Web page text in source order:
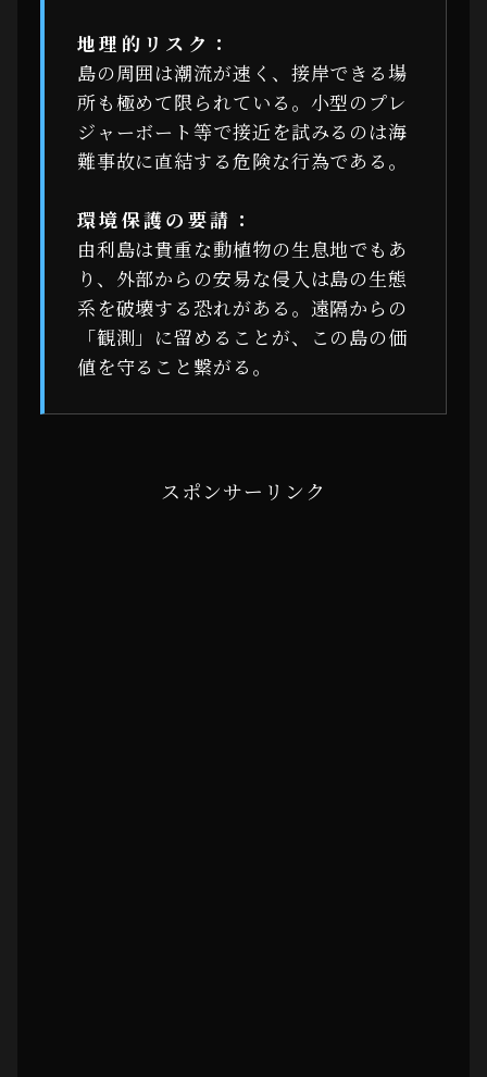
地理的リスク：
島の周囲は潮流が速く、接岸できる場
所も極めて限られている。小型のプレ
ジャーボート等で接近を試みるのは海
難事故に直結する危険な行為である。
環境保護の要請：
由利島は貴重な動植物の生息地でもあ
り、外部からの安易な侵入は島の生態
系を破壊する恐れがある。遠隔からの
「観測」に留めることが、この島の価
値を守ること繋がる。
スポンサーリンク